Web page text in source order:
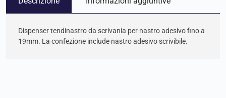
Dispenser tendinastro da scrivania per nastro adesivo fino a
19mm. La confezione include nastro adesivo scrivibile.